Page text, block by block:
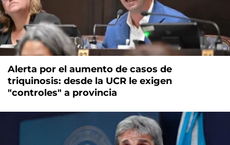
Alerta por el aumento de casos de
triquinosis: desde la UCR le exigen
"controles" a provincia